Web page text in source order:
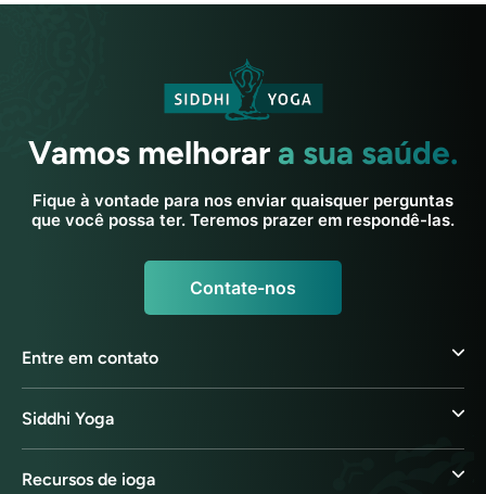
Vamos melhorar a sua saúde.
Fique à vontade para nos enviar quaisquer perguntas
que você possa ter. Teremos prazer em respondê-las.
Contate-nos
Entre em contato
Siddhi Yoga
Recursos de ioga